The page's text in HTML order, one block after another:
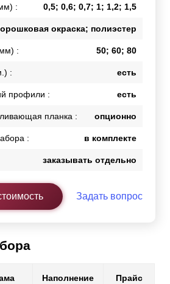
: 0,5; 0,6; 0,7; 1; 1,2; 1,5
окраска; полиэстер
: 50; 60; 80
: есть
профили : есть
планка : опционно
: в комплекте
заказывать отдельно
Задать вопрос
Наполнение Прайс